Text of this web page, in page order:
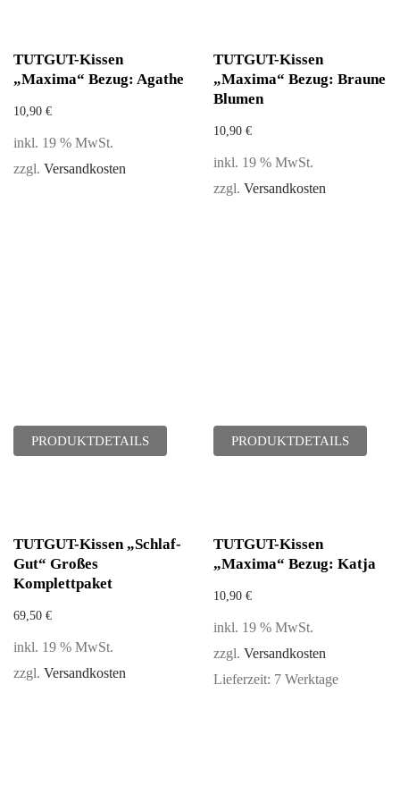
TUTGUT-Kissen
„Maxima“ Bezug: Agathe
10,90 €
inkl. 19 % MwSt.
zzgl. Versandkosten
PRODUKTDETAILS
TUTGUT-Kissen
„Maxima“ Bezug: Braune
Blumen
10,90 €
inkl. 19 % MwSt.
zzgl. Versandkosten
PRODUKTDETAILS
TUTGUT-Kissen „Schlaf-
Gut“ Großes
Komplettpaket
69,50 €
inkl. 19 % MwSt.
zzgl. Versandkosten
TUTGUT-Kissen
„Maxima“ Bezug: Katja
10,90 €
inkl. 19 % MwSt.
zzgl. Versandkosten
Lieferzeit: 7 Werktage